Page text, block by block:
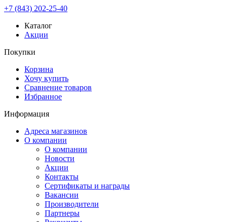
+7 (843) 202-25-40
Каталог
Акции
Покупки
Корзина
Хочу купить
Сравнение товаров
Избранное
Информация
Адреса магазинов
О компании
О компании
Новости
Акции
Контакты
Сертификаты и награды
Вакансии
Производители
Партнеры